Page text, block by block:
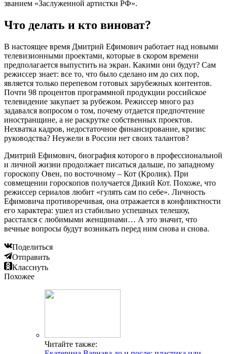
званием «Заслуженной артистки РФ».
Что делать и кто виноват?
В настоящее время Дмитрий Ефимович работает над новыми
телевизионными проектами, которые в скором времени
предполагается выпустить на экран. Какими они будут? Сам
режиссер знает: все то, что было сделано им до сих пор,
является только перепевом готовых зарубежных контентов.
Почти 98 процентов программной продукции российское
телевидение закупает за рубежом. Режиссер много раз
задавался вопросом о том, почему отдается предпочтение
иностранщине, а не раскрутке собственных проектов.
Нехватка кадров, недостаточное финансирование, кризис
руководства? Неужели в России нет своих талантов?
Дмитрий Ефимович, биография которого в профессиональной
и личной жизни продолжает писаться дальше, по западному
гороскопу Овен, по восточному – Кот (Кролик). При
совмещении гороскопов получается Дикий Кот. Похоже, что
режиссер сериалов любит «гулять сам по себе». Личность
Ефимовича противоречивая, она отражается в конфликтности
его характера: ушел из стабильно успешных телешоу,
расстался с любимыми женщинами… А это значит, что
вечные вопросы будут возникать перед ним снова и снова.
Поделиться
Отправить
Класснуть
Похожее
Читайте также: